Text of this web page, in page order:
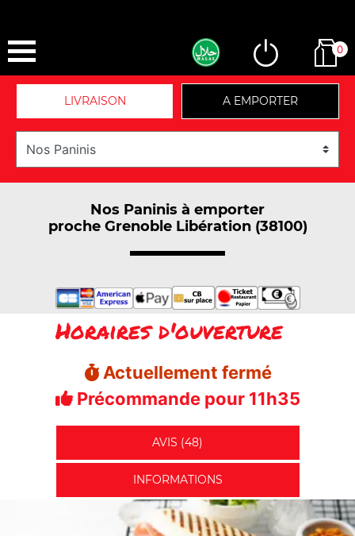
0
LIVRAISON A EMPORTER
Nos Paninis à emporter
proche Grenoble Libération (38100)
Horaires d'ouverture
Actuellement fermé
Précommande pour 11h35
AVIS (48)
INFORMATIONS